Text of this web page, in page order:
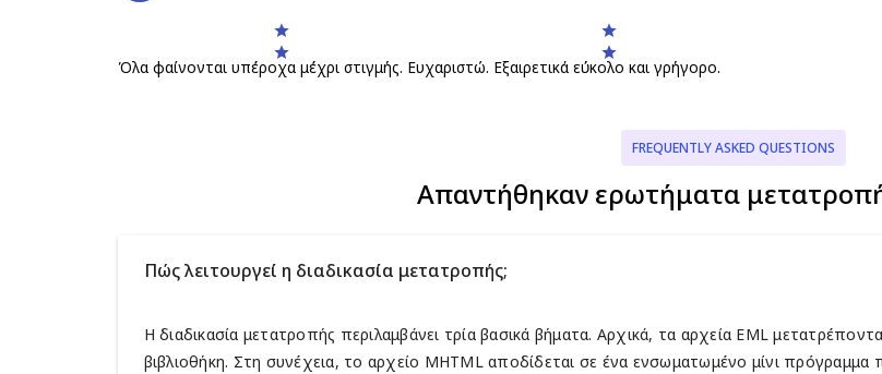
Όλα φαίνονται υπέροχα μέχρι στιγμής. Ευχαριστώ. Εξαιρετικά εύκολο και γρήγορο.
FREQUENTLY ASKED QUESTIONS
Απαντήθηκαν ερωτήματα
Πώς λειτουργεί η διαδικασία μετατροπής;
Η διαδικασία μετατροπής περιλαμβάνει τρία βασικά βήματα. Αρχικά, τα αρχεία EML
βιβλιοθήκη. Στη συνέχεια, το αρχείο MHTML αποδίδεται σε ένα ενσωματωμένο μίνι πρόγραμμα